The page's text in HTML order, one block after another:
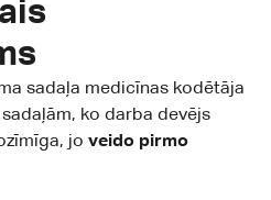
sadaļa medicīnas kodētāja
ko darba devējs
jo veido pirmo